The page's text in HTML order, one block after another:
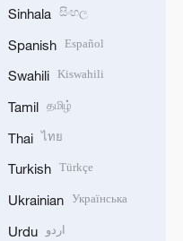
Sinhala සිංහල
Spanish Español
Swahili Kiswahili
Tamil தமிழ்
Thai ไทย
Turkish Türkçe
Ukrainian Українська
Urdu اردو